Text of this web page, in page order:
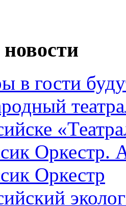
в гости
Оркестр.
Оркестр